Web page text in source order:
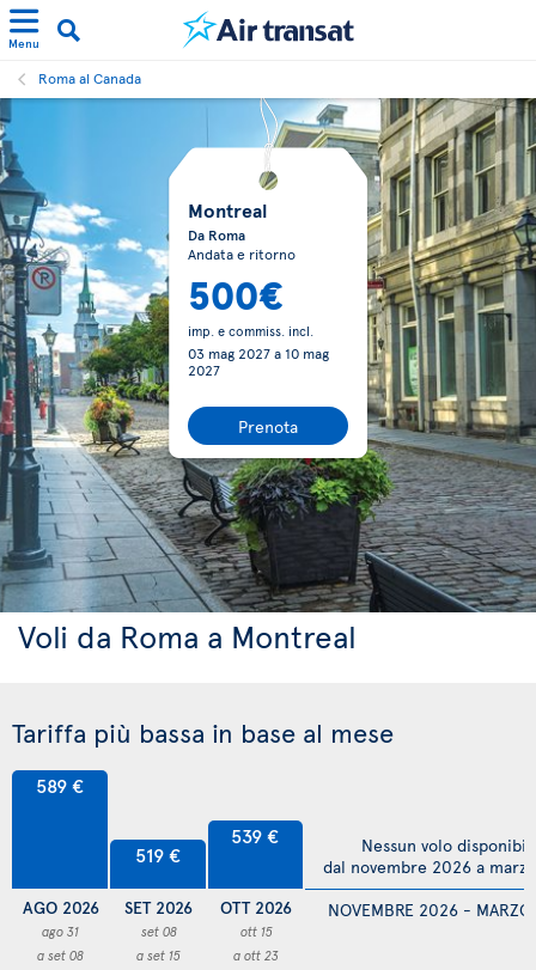
Menu
Roma al Canada
Montreal
Da Roma
Andata e ritorno
500€
imp. e commiss. incl.
03 mag 2027a 10 mag
2027
Prenota
Voli da Roma a Montreal
Tariffa più bassa in base al mese
589 €
AGO 2026
ago 31
a set 08
519 €
SET 2026
set 08
a set 15
539 €
OTT 2026
ott 15
a ott 23
NOVEMBRE 2026 -
Nessun volo
dal novembre 2026 a